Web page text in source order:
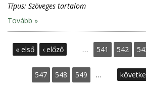
Típus: Szöveges tartalom
Tovább »
P « első ‹ előző … 541 542
547 548 549 …